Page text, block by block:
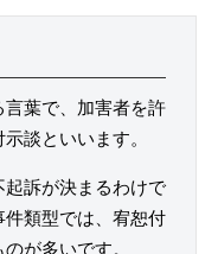
葉で、加害者を許
談といいます。
訴が決まるわけで
類型では、宥恕付
が多いです。